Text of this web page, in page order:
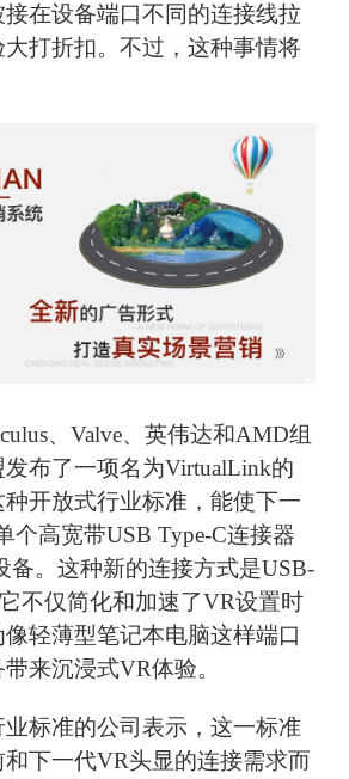
在设备端口不同的连接线拉
大打折扣。不过，这种事情将
、Valve、英伟达和AMD组
布了一项名为VirtualLink的
开放式行业标准，能使下一
个高宽带USB Type-C连接器
备。这种新的连接方式是USB-
不仅简化和加速了VR设置时
轻薄型笔记本电脑这样端口
来沉浸式VR体验。
准的公司表示，这一标准
下一代VR头显的连接需求而